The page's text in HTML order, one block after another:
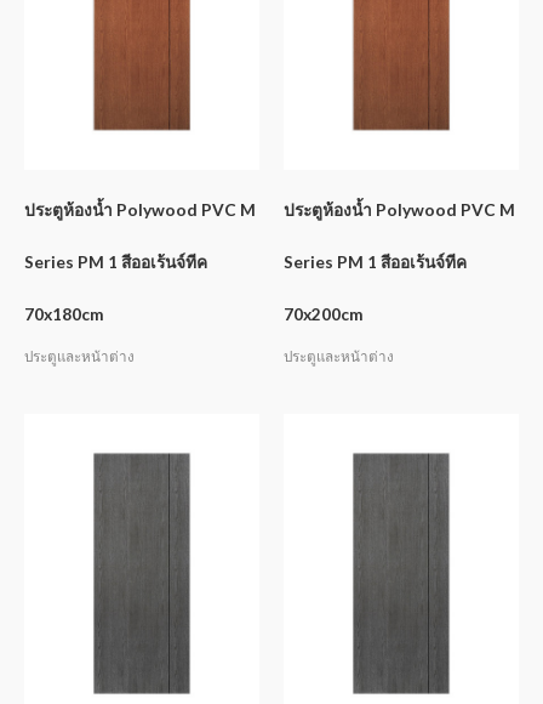
ประตูห้องน้ำ Polywood PVC M
Series PM 1 สีออเร้นจ์ทีค
70x180cm
ประตูและหน้าต่าง
ประตูห้องน้ำ Polywood PVC M
Series PM 1 สีออเร้นจ์ทีค
70x200cm
ประตูและหน้าต่าง